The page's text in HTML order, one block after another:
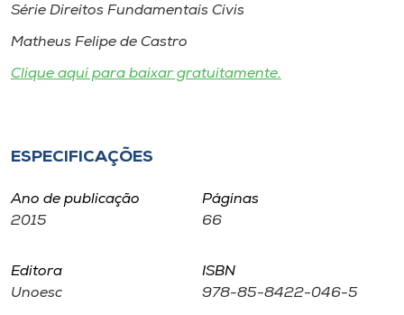
Rádio
Selecione
Série Direitos Fundamentais Civis
Matheus Felipe de Castro
Clique aqui para baixar gratuitamente.
ESPECIFICAÇÕES
Ano de publicação
2015
Páginas
66
Editora
Unoesc
ISBN
978-85-8422-046-5